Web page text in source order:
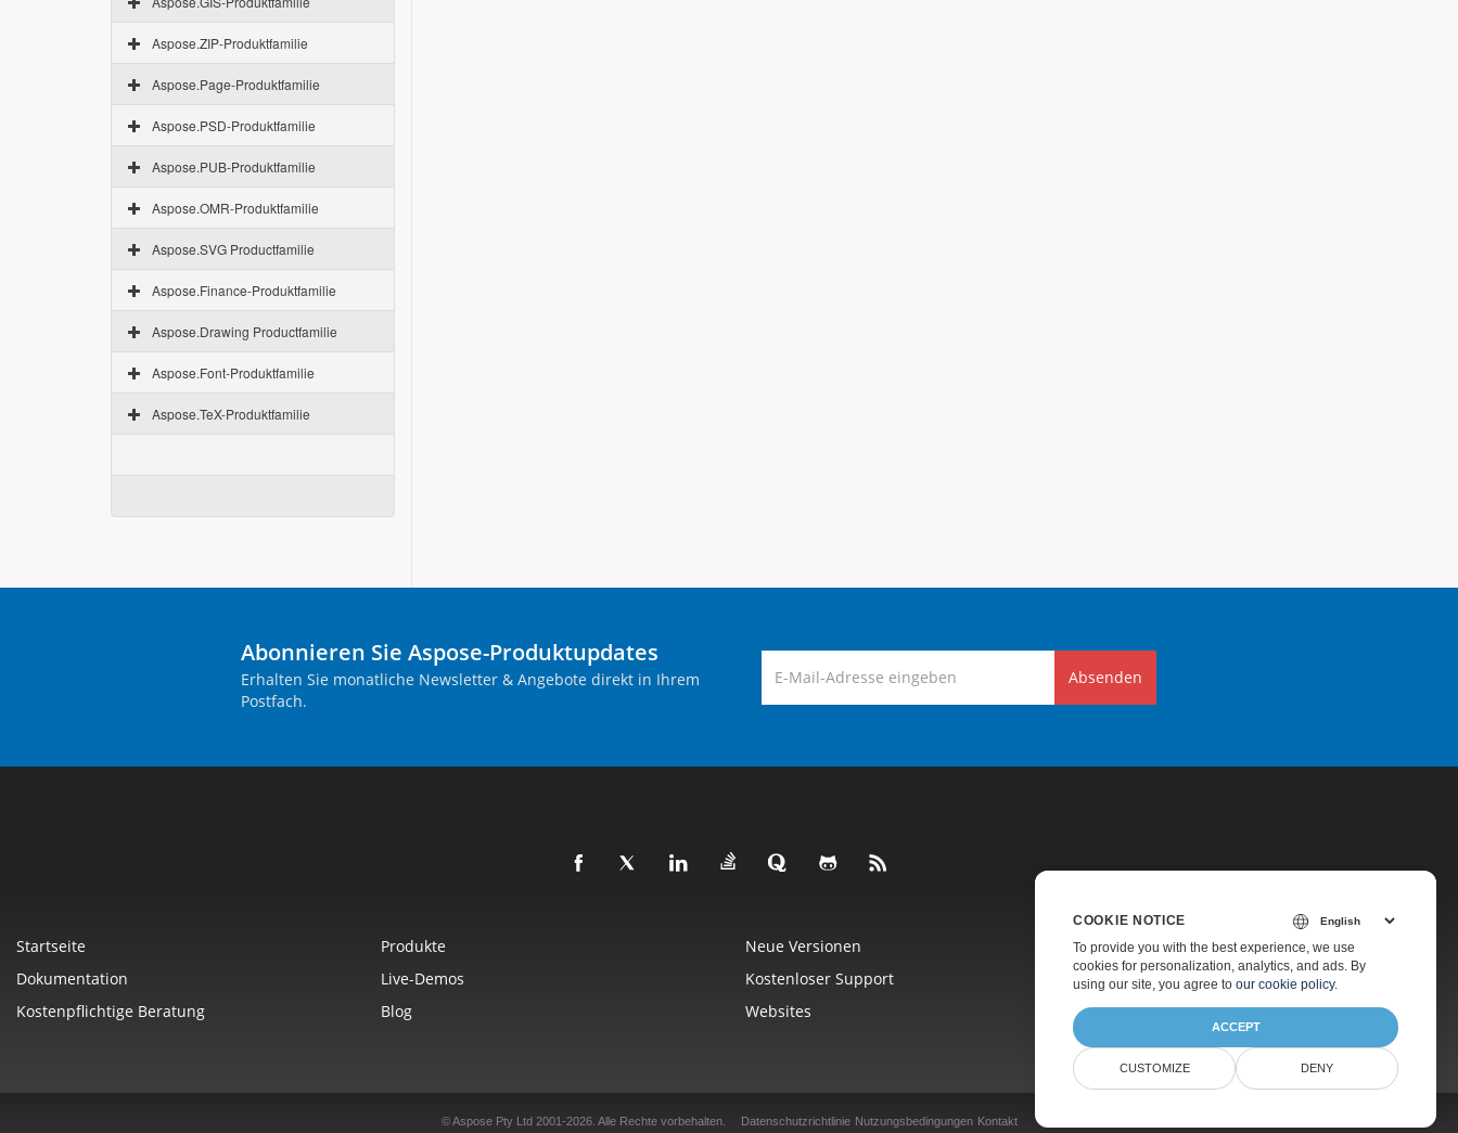
Aspose.ZIP-Produktfamilie
Aspose.Page-Produktfamilie
Aspose.PSD-Produktfamilie
Aspose.PUB-Produktfamilie
Aspose.OMR-Produktfamilie
Aspose.SVG Productfamilie
Aspose.Finance-Produktfamilie
Aspose.Drawing Productfamilie
Aspose.Font-Produktfamilie
Aspose.TeX-Produktfamilie
Abonnieren Sie Aspose-Produktupdates
Erhalten Sie monatliche Newsletter & Angebote direkt in Ihrem
Postfach.
Absenden
Startseite Produkte Neue Versionen
Preise
Dokumentation
Live-Demos Kostenloser Support
Kostenpflichtiger Support
Kostenpflichtige Beratung
Blog Websites Über Uns
© Aspose Pty Ltd 2001-2026. Alle Rechte vorbehalten. Datenschutzrichtlinie Nutzungsbedingungen Kontakt
COOKIE NOTICE
To provide you with the best experience, we use
cookies for personalization, analytics, and ads. By
using our site, you agree to our cookie policy.
ACCEPT
CUSTOMIZE DENY